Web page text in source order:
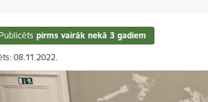
pirms vairāk nekā 3 gadiem
08.11.2022.